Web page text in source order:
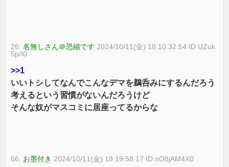
26:名無しさん＠恐縮です 2024/10/11(金) 18:10:32.54 ID:UZuk
5p/I0
>>1
いいトシしてなんでこんなデマを鵜呑みにするんだろう
考えるという習慣がないんだろうけど
そんな奴がマスコミに居座ってるからな
66: お墨付き 2024/10/11(金) 18:19:58.17 ID:nO8jAM4X0